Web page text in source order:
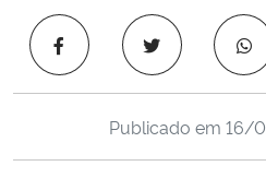
Ministério da Ciência, Tecnologia,
Ministério do Meio Ambiente
Ministério do TurismoPublicado em 16/